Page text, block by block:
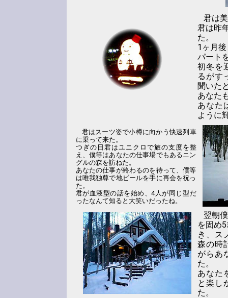
君は
君は昨
た。
1ヶ月
パート
初冬を
るがす
聞いた
あなた
あなた
ように
君はスーツ姿で小樽に向かう快速列車
に乗って来た。
つぎの日君はユニクロで旅の支度を整
え、僕等はあなたの仕事場でもあるニン
グルの森を訪ねた。
あなたの仕事が終わるのを待って、僕等
は唯我独尊で地ビールを手に再会を祝っ
た。
君が血液型の話を始め、4人が同じ型だ
ったなんて知ると大笑いだったね。
翌朝
を固め
き、ス
森の時
がらあ
た。
あなた
と楽し
た。